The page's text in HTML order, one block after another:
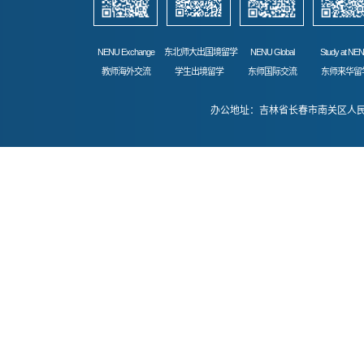
NENU Exchange
教师海外交流
东北师大出国境留学
学生出境留学
NENU Global
东师国际交流
Study at
东师来华留
办公地址：吉林省长春市南关区